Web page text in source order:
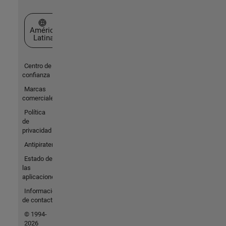
Seleccione un país/idioma
América
Latina
Centro de
confianza
Marcas
comerciales
Política
de
privacidad
Antipiratería
Estado de
las
aplicaciones
Información
de contacto
© 1994-
2026